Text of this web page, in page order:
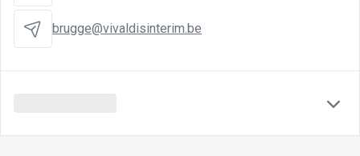
brugge@vivaldisinterim.be